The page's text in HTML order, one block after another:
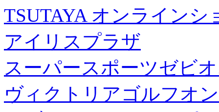
TSUTAYA オンラインシ
アイリスプラザ
スーパースポーツゼビ
ヴィクトリアゴルフオ